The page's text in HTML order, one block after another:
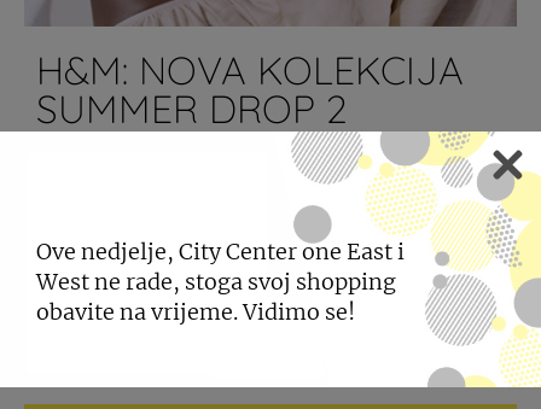
H&M: NOVA KOLEKCIJA
SUMMER DROP 2
Svježina, boje i lagani krojevi koji najavljuju
bezbrižno ljeto.
SAZNAJTE VIŠE
Ove nedjelje, City Center one East i
West ne rade, stoga svoj shopping
obavite na vrijeme. Vidimo se!